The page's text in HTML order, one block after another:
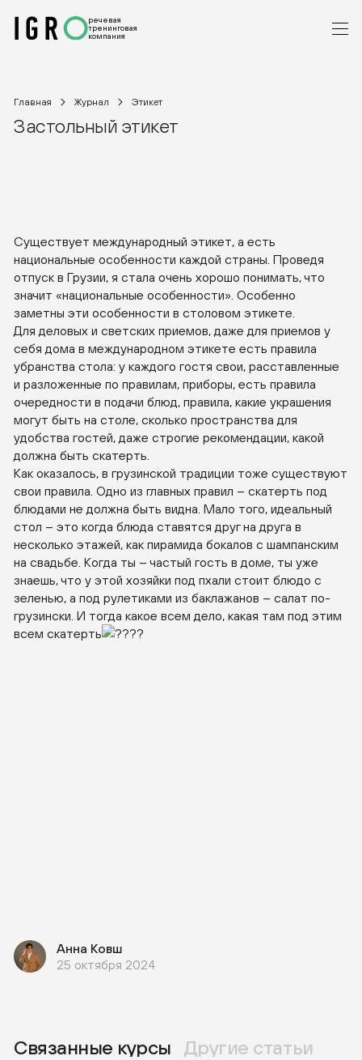
речевая
тренинговая
компания
Главная Журнал Этикет
Застольный этикет
Существует международный этикет, а есть
национальные особенности каждой страны. Проведя
отпуск в Грузии, я стала очень хорошо понимать, что
значит «национальные особенности». Особенно
заметны эти особенности в столовом этикете.
Для деловых и светских приемов, даже для приемов у
себя дома в международном этикете есть правила
убранства стола: у каждого гостя свои, расставленные
и разложенные по правилам, приборы, есть правила
очередности в подачи блюд, правила, какие украшения
могут быть на столе, сколько пространства для
удобства гостей, даже строгие рекомендации, какой
должна быть скатерть.
Как оказалось, в грузинской традиции тоже существуют
свои правила. Одно из главных правил – скатерть под
блюдами не должна быть видна. Мало того, идеальный
стол – это когда блюда ставятся друг на друга в
несколько этажей, как пирамида бокалов с шампанским
на свадьбе. Когда ты – частый гость в доме, ты уже
знаешь, что у этой хозяйки под пхали стоит блюдо с
зеленью, а под рулетиками из баклажанов – салат по-
грузински. И тогда какое всем дело, какая там под этим
всем скатерть
Анна Ковш
25 октября 2024
Связанные курсы Другие статьи